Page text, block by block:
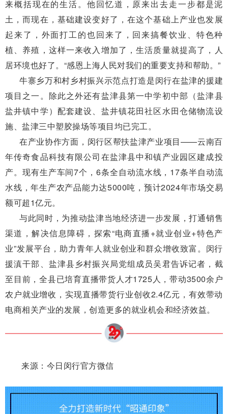
来概括现在的生活。他回忆道，原来出去走一步都是泥
土，而现在，基础建设变好了，在这个基础上产业也发展
起来了，外面打工的也回来了，回来搞餐饮业、特色种
植、养殖，这样一来收入增加了，生活质量就提高了，人
居环境也好了。“感恩上海人民对我们的重要支持和帮助。”
牛寨乡万和村乡村振兴示范点打造是闵行在盐津的援建
项目之一。除此之外还有盐津县第一中学初中部（盐津县
盐井镇中学）配套建设、盐井镇花田社区水田仓储物流设
施、盐津三中塑胶操场等项目均已完工。
在产业协作方面，闵行区帮扶盐津产业项目——云南百
年传奇食品科技有限公司在盐津县中和镇产业园区建成投
产。现有生产车间7个，6条全自动流水线，17条半自动流
水线，年生产农产品能力达5000吨，预计2024年市场交易
额可超1亿元。
与此同时，为推动盐津当地经济进一步发展，打通销售
渠道，解决信息障碍，探索“电商直播+就业创业+特色产
业”发展平台，助力青年人就业创业和群众增收致富。闵行
援滇干部、盐津县乡村振兴局党组成员吴君告诉记者，截
至目前，全县已培育直播带货人才1725人，带动3500余户
农户就业增收，实现直播带货行业创收2.4亿元，有效带动
电商相关产业的发展，创造更多的就业机会和经济效益。
来源：今日闵行官方微信